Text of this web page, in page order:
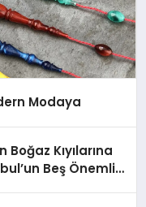
Modaya
Kıyılarına
Beş Önemli